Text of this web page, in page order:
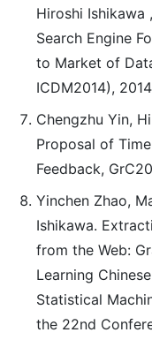
Hiroshi Ishikawa
Search Engine
to Market of
ICDM2014),
Chengzhu Yin,
Proposal of
Feedback,
Yinchen Zhao,
Ishikawa.
from the Web:
Learning
Statistical
the 22nd